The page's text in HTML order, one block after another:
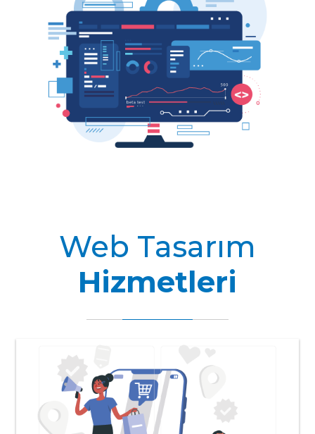
Web Tasarım
Hizmetleri